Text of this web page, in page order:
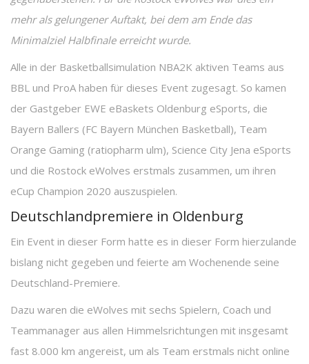
mehr als gelungener Auftakt, bei dem am Ende das
Minimalziel Halbfinale erreicht wurde.
Alle in der Basketballsimulation NBA2K aktiven Teams aus
BBL und ProA haben für dieses Event zugesagt. So kamen
der Gastgeber EWE eBaskets Oldenburg eSports, die
Bayern Ballers (FC Bayern München Basketball), Team
Orange Gaming (ratiopharm ulm), Science City Jena eSports
und die Rostock eWolves erstmals zusammen, um ihren
eCup Champion 2020 auszuspielen.
Deutschlandpremiere in Oldenburg
Ein Event in dieser Form hatte es in dieser Form hierzulande
bislang nicht gegeben und feierte am Wochenende seine
Deutschland-Premiere.
Dazu waren die eWolves mit sechs Spielern, Coach und
Teammanager aus allen Himmelsrichtungen mit insgesamt
fast 8.000 km angereist, um als Team erstmals nicht online